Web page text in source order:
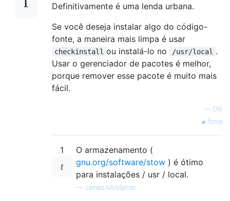
Definitivamente é uma lenda urbana.
Se você deseja instalar algo do código-
fonte, a maneira mais limpa é usar
checkinstall ou instalá-lo no /usr/local .
Usar o gerenciador de pacotes é melhor,
porque remover esse pacote é muito mais
fácil.
— Olli
fonte
1
O armazenamento (
gnu.org/software/stow ) é ótimo
para instalações / usr / local.
— James McMahon